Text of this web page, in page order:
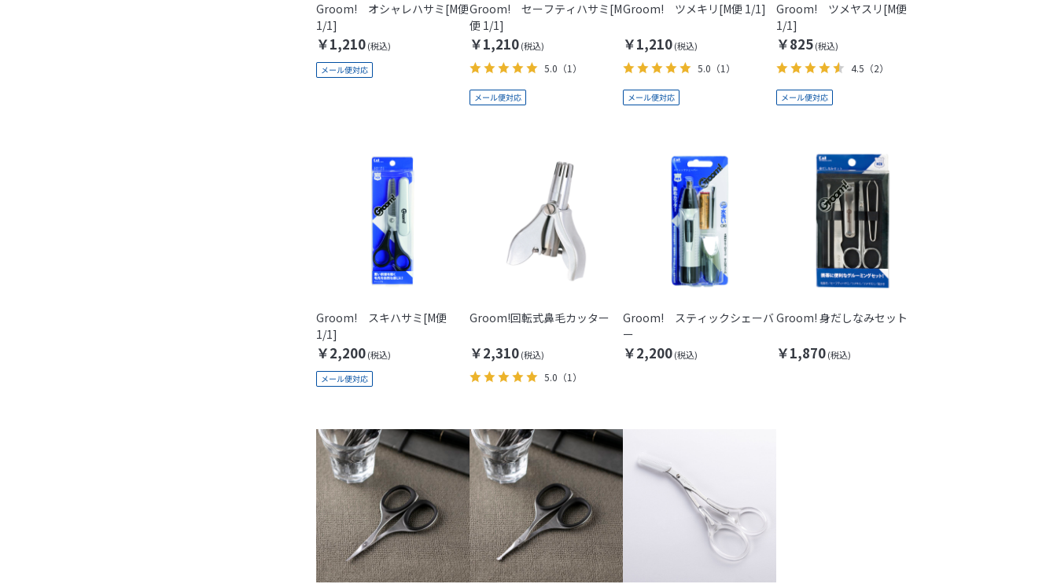
Groom! オシャレハサミ[M便
1/1]
￥1,210
Groom! セーフティハサミ[M
便 1/1]
￥1,210
5.0 （1）
Groom! ツメキリ[M便 1/1]
￥1,210
5.0 （1）
Groom! ツメヤスリ[M便
1/1]
￥825
4.5 （2）
Groom! スキハサミ[M便
1/1]
￥2,200
Groom!回転式鼻毛カッター
￥2,310
5.0 （1）
Groom! スティックシェーバ
ー
￥2,200
Groom! 身だしなみセット
￥1,870